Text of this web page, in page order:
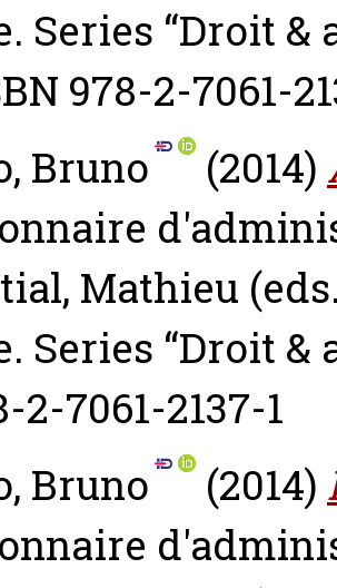
Series “Droit
978-2-7061-
Bruno
(2014)
Mathieu
Series “Droit
2-7061-2137-1
Bruno
(2014)